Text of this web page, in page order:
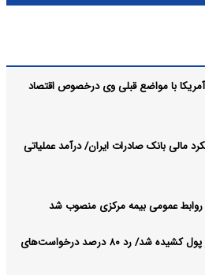
آمریکا با مواضع قبلی وی درخصوص اقتصاد
مالی بانک صادرات ایران/ درآمد عملیاتی
عمومی بیمه مرکزی منصوب شد
ترمز بانک مرکزی در بازار پول کشیده شد/ رد ۸۰ درصد درخواست‌های